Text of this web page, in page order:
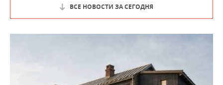
ВСЕ НОВОСТИ ЗА СЕГОДНЯ